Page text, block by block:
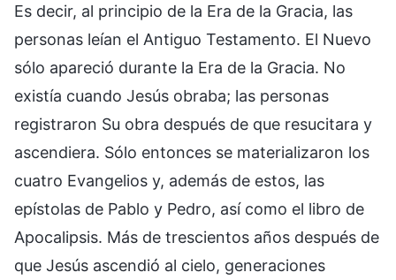
Es decir, al principio de la Era de la Gracia, las
personas leían el Antiguo Testamento. El Nuevo
sólo apareció durante la Era de la Gracia. No
existía cuando Jesús obraba; las personas
registraron Su obra después de que resucitara y
ascendiera. Sólo entonces se materializaron los
cuatro Evangelios y, además de estos, las
epístolas de Pablo y Pedro, así como el libro de
Apocalipsis. Más de trescientos años después de
que Jesús ascendió al cielo, generaciones